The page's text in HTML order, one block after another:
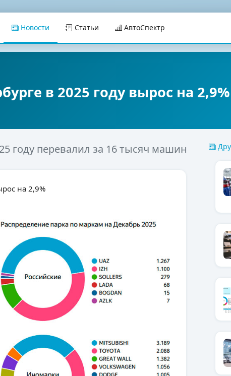
Новости Статьи АвтоСпектр
в 2025 году вырос на 2,9%
году перевалил за 16 тысяч машин
на 2,9%